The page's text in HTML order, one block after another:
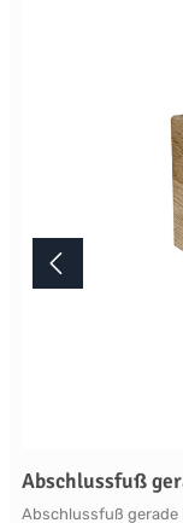
Abschlussfuß
Abschlussfuß gerade